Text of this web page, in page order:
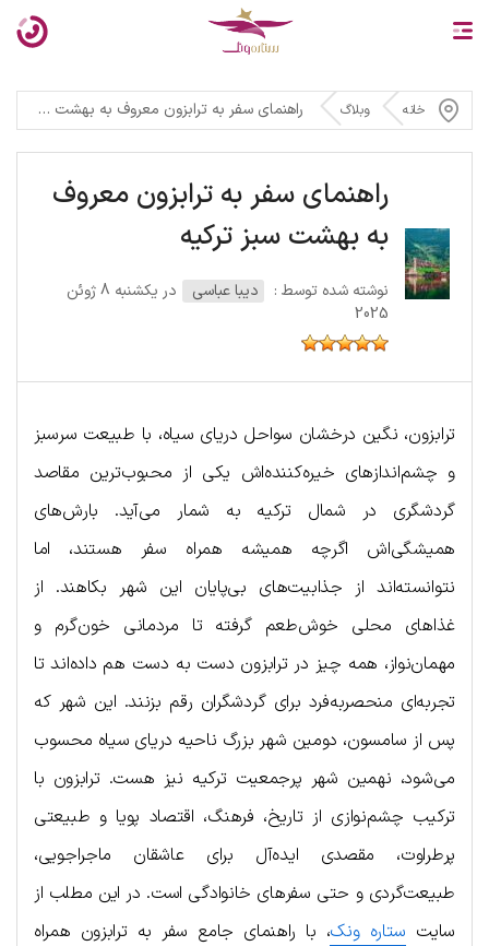
خانه وبلاگ راهنمای سفر به ترابزون معروف به بهشت سبز ترکیه
راهنمای سفر به ترابزون معروف
به بهشت سبز ترکیه
نوشته شده توسط : دیبا عباسی
در یکشنبه 8 ژوئن
2025
ترابزون، نگین درخشان سواحل دریای سیاه، با طبیعت سرسبز
و چشم‌اندازهای خیره‌کننده‌اش یکی از محبوب‌ترین مقاصد
گردشگری در شمال ترکیه به شمار می‌آید. بارش‌های
همیشگی‌اش اگرچه همیشه همراه سفر هستند، اما
نتوانسته‌اند از جذابیت‌های بی‌پایان این شهر بکاهند. از
غذاهای محلی خوش‌طعم گرفته تا مردمانی خون‌گرم و
مهمان‌نواز، همه چیز در ترابزون دست به دست هم داده‌اند تا
تجربه‌ای منحصربه‌فرد برای گردشگران رقم بزنند. این شهر که
پس از سامسون، دومین شهر بزرگ ناحیه دریای سیاه محسوب
می‌شود، نهمین شهر پرجمعیت ترکیه نیز هست. ترابزون با
ترکیب چشم‌نوازی از تاریخ، فرهنگ، اقتصاد پویا و طبیعتی
پرطراوت، مقصدی ایده‌آل برای عاشقان ماجراجویی،
طبیعت‌گردی و حتی سفرهای خانوادگی است. در این مطلب از
سایت ستاره ونک، با راهنمای جامع سفر به ترابزون همراه